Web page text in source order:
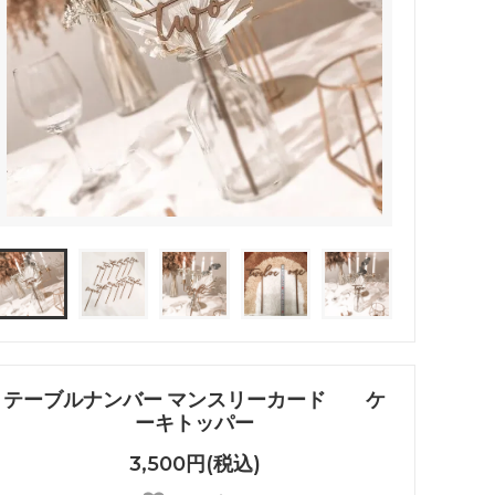
テーブルナンバー マンスリーカード ケ
ーキトッパー
3,500円(税込)